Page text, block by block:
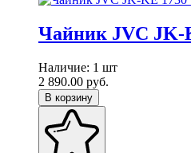
Чайник JVC JK-
Наличие: 1 шт
2 890.00 руб.
В корзину